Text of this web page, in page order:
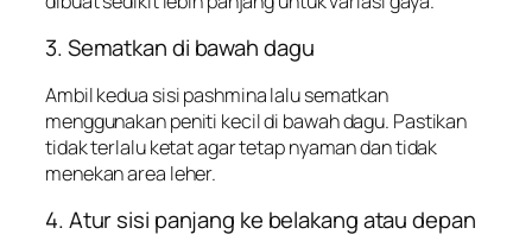
3. Sematkan di bawah dagu
Ambil kedua sisi pashmina lalu sematkan
menggunakan peniti kecil di bawah dagu. Pastikan
tidak terlalu ketat agar tetap nyaman dan tidak
menekan area leher.
4. Atur sisi panjang ke belakang atau depan